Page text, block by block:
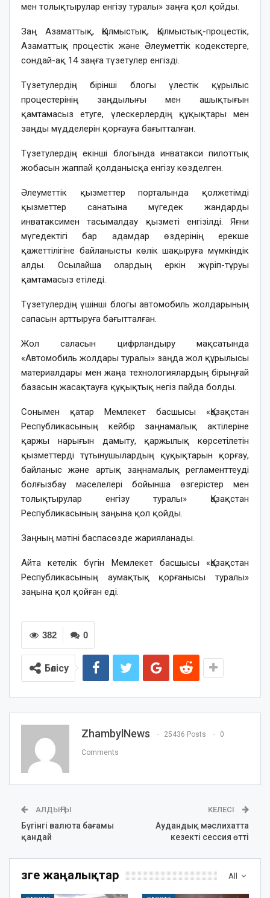
мен толықтырулар енгізу туралы» заңға қол қойды.
Заң Азаматтық, Қылмыстық, Қылмыстық-процестік,
Азаматтық процестік және Әлеуметтік кодекстерге,
сондай-ақ 14 заңға түзетулер енгізді.
Түзетулердің бірінші блогы үлестік құрылыс
процестерінің заңдылығы мен ашықтығын
қамтамасыз етуге, үлескерлердің құқықтары мен
заңды мүдделерін қорғауға бағытталған.
Түзетулердің екінші блогында инватакси пилоттық
жобасын жаппай қолданысқа енгізу көзделген.
Әлеуметтік қызметтер порталында қолжетімді
қызметтер санатына мүгедек жандарды
инватаксимен тасымалдау қызметі енгізілді. Яғни
мүгедектігі бар адамдар өздерінің ерекше
қажеттілігіне байланысты көлік шақыруға мүмкіндік
алды. Осылайша олардың еркін жүріп-тұруы
қамтамасыз етіледі.
Түзетулердің үшінші блогы автомобиль жолдарының
сапасын арттыруға бағытталған.
Жол саласын цифрландыру мақсатында
«Автомобиль жолдары туралы» заңда жол құрылысы
материалдары мен жаңа технологиялардың бірыңғай
базасын жасақтауға құқықтық негіз пайда болды.
Сонымен қатар Мемлекет басшысы «Қазақстан
Республикасының кейбір заңнамалық актілеріне
қаржы нарығын дамыту, қаржылық көрсетілетін
қызметтерді тұтынушылардың құқықтарын қорғау,
байланыс және артық заңнамалық регламенттеуді
болғызбау мәселелері бойынша өзгерістер мен
толықтырулар енгізу туралы» Қазақстан
Республикасының заңына қол қойды.
Заңның мәтіні баспасөзде жарияланады.
Айта кетелік бүгін Мемлекет басшысы «Қазақстан
Республикасының аумақтық қорғанысы туралы»
заңына қол қойған еді.
0
382
Бөлісу
ZhambylNews 25436 Posts 0
Comments
АЛДЫҢҒЫ
Бүгінгі валюта бағамы
қандай
КЕЛЕСІ
Аудандық мәслихатта
кезекті сессия өтті
All
Өзге жаңалықтар